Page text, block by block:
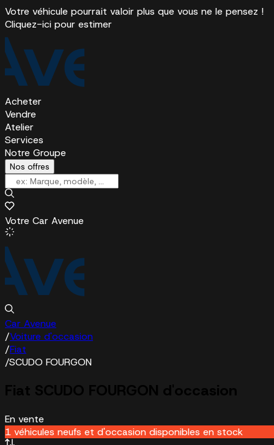
Votre véhicule pourrait valoir plus que vous ne le pensez !
Cliquez-ici pour estimer
Acheter
Vendre
Atelier
Services
Notre Groupe
Nos offres
Votre Car Avenue
Car Avenue
/Voiture d'occasion
/Fiat
/SCUDO FOURGON
En vente
1 véhicules neufs et d'occasion disponibles en stock